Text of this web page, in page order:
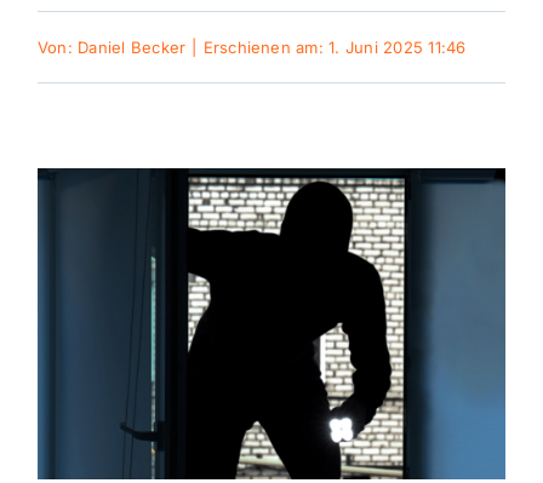
Kultur
Verkehrsmeldungen
Polizeimeldungen
Von: Daniel Becker Erschienen am: 1. Juni 2025 11:46